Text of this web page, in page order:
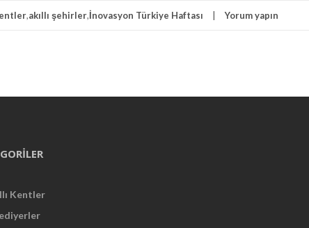
,akıllı şehirler,İnovasyon Türkiye Haftası Yorum yapın
Kentler